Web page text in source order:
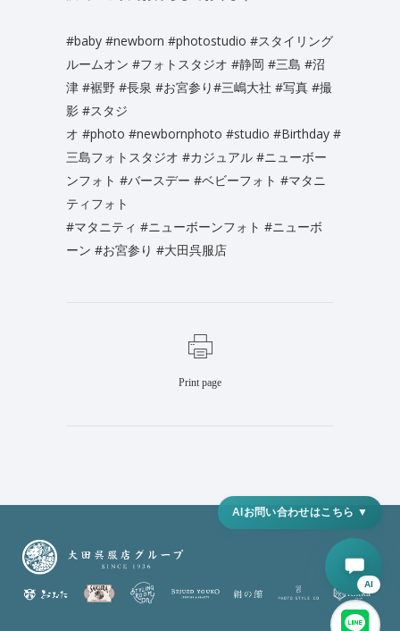
#baby #newborn #photostudio #スタイリング
ルームオン #フォトスタジオ #静岡 #三島 #沼
津 #裾野 #長泉 #お宮参り#三嶋大社 #写真 #撮
影 #スタジ
オ #photo #newbornphoto #studio #Birthday #
三島フォトスタジオ #カジュアル #ニューボー
ンフォト #バースデー #ベビーフォト #マタニ
ティフォト
#マタニティ #ニューボーンフォト #ニューボ
ーン #お宮参り #大田呉服店
Print page
AI